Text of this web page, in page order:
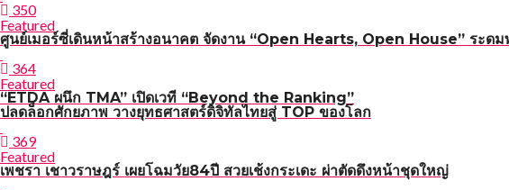
350
Featured
ศูนย์เมอร์ซี่เดินหน้าสร้างอนาคต จัดงาน “Open Hearts, Open House” ระด
364
Featured
“ETDA ผนึก TMA” เปิดเวที “Beyond the Ranking”
ปลดล็อกศักยภาพ วางยุทธศาสตร์ดิจิทัลไทยสู่ TOP ของโลก
369
Featured
เพชรา เชาวราษฎร์ เผยโฉมวัย84ปี สวยเช้งกระเดะ ผ่าตัดดึงหน้าชุดใหญ่